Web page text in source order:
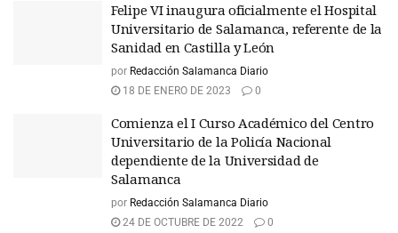
Felipe VI inaugura oficialmente el Hospital
Universitario de Salamanca, referente de la
Sanidad en Castilla y León
por Redacción Salamanca Diario
18 DE ENERO DE 2023
0
Comienza el I Curso Académico del Centro
Universitario de la Policía Nacional
dependiente de la Universidad de
Salamanca
por Redacción Salamanca Diario
24 DE OCTUBRE DE 2022
0